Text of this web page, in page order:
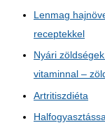
Lenmag
receptekkel
Nyári
vitaminnal –
Artritiszdiéta